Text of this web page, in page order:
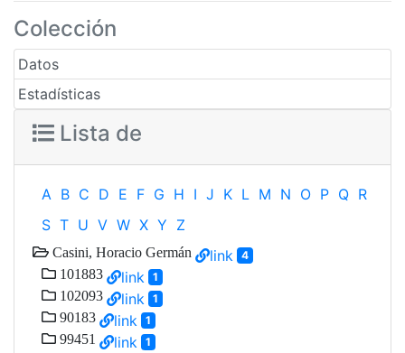
Colección
Datos
Estadísticas
Lista de
A B C D E F G H I J K L M N O P Q R
S T U V W X Y Z
Casini, Horacio Germán link 4
101883 link 1
102093 link 1
90183 link 1
99451 link 1